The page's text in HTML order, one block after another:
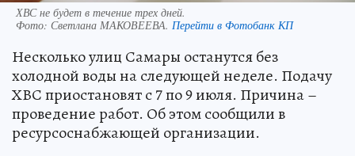
ХВС не будет в течение трех дней.
Фото: Светлана МАКОВЕЕВА. Перейти в Фотобанк КП
Несколько улиц Самары останутся без
холодной воды на следующей неделе. Подачу
ХВС приостановят с 7 по 9 июля. Причина –
проведение работ. Об этом сообщили в
ресурсоснабжающей организации.